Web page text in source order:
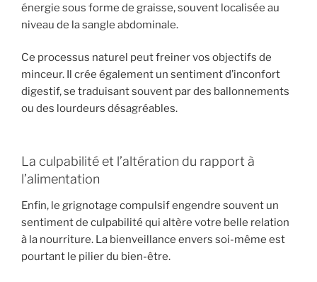
énergie sous forme de graisse, souvent localisée au
niveau de la sangle abdominale.
Ce processus naturel peut freiner vos objectifs de
minceur. Il crée également un sentiment d’inconfort
digestif, se traduisant souvent par des ballonnements
ou des lourdeurs désagréables.
La culpabilité et l’altération du rapport à
l’alimentation
Enfin, le grignotage compulsif engendre souvent un
sentiment de culpabilité qui altère votre belle relation
à la nourriture. La bienveillance envers soi-même est
pourtant le pilier du bien-être.